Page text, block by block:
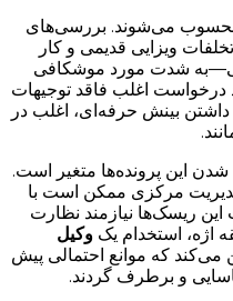
محسوب می‌شوند. بررسی‌های
ویزایی قدیمی و کار
شدت مورد موشکافی
درخواست اغلب فاقد توجیهات
بینش حرفه‌ای، اغلب در
شدن این پرونده‌ها متغیر است.
مدیریت مرکزی ممکن است با
ریسک‌ها نیازمند نظارت
اژه، استخدام یک وکیل
می‌کند که موانع احتمالی پیش
و برطرف گردند.